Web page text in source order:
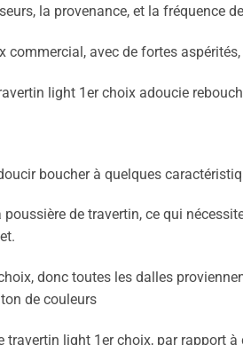
la provenance, et la fréquence
commercial, avec de fortes
light 1er choix adoucie
boucher à quelques
de travertin, ce qui
donc toutes les dalles
de couleurs
travertin light 1er choix, par rapport